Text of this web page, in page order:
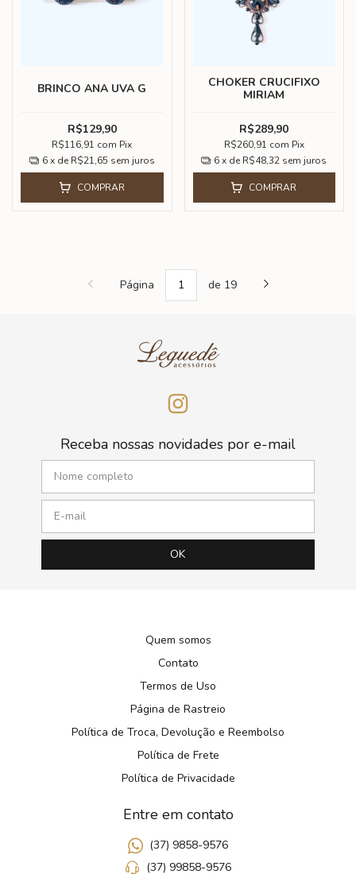
BRINCO ANA UVA G
R$129,90
R$116,91 com Pix
6 x de R$21,65 sem juros
COMPRAR
CHOKER CRUCIFIXO
MIRIAM
R$289,90
R$260,91 com Pix
6 x de R$48,32 sem juros
COMPRAR
Página de 19
Receba nossas novidades por e-mail
Quem somos
Contato
Termos de Uso
Página de Rastreio
Política de Troca, Devolução e Reembolso
Política de Frete
Política de Privacidade
Entre em contato
(37) 9858-9576
(37) 99858-9576